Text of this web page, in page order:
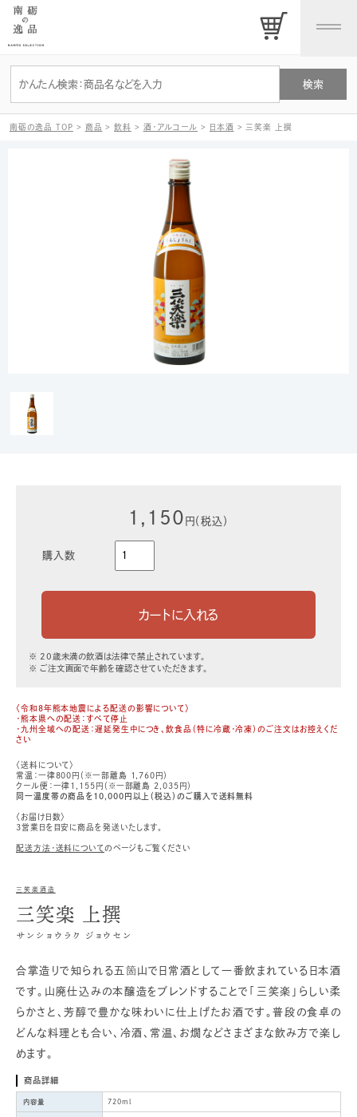
南砺の逸品 TOP > 商品 >飲料 > 酒・アルコール > 日本酒 > 三笑楽 上撰
1,150 円（税込）
購入数
※ 20歳未満の飲酒は法律で禁止されています。
※ ご注文画面で年齢を確認させていただきます。
〈令和8年熊本地震による配送の影響について〉
・熊本県への配送：すべて停止
・九州全域への配送：遅延発生中につき、飲食品（特に冷蔵・冷凍）のご注文はお控えくだ
さい
〈送料について〉
常温：一律800円（※一部離島 1,760円）
クール便：一律1,155円（※一部離島 2,035円）
同一温度帯の商品を10,000円以上（税込）のご購入で送料無料
〈お届け日数〉
3営業日を目安に商品を発送いたします。
配送方法・送料についてのページもご覧ください
三笑楽酒造
三笑楽 上撰
サンショウラク ジョウセン
合掌造りで知られる五箇山で日常酒として一番飲まれている日本酒
です。山廃仕込みの本醸造をブレンドすることで「三笑楽」らしい柔
らかさと、芳醇で豊かな味わいに仕上げたお酒です。普段の食卓の
どんな料理とも合い、冷酒、常温、お燗などさまざまな飲み方で楽し
めます。
商品詳細
内容量 720ml